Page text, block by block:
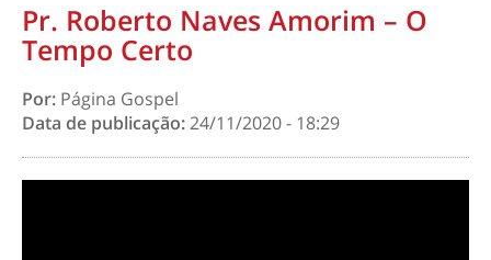
Pr. Roberto Naves Amorim – O
Tempo Certo
Por: Página Gospel
Data de publicação:24/11/2020 - 18:29